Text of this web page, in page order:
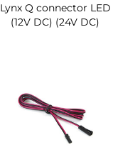
Lynx Q connector LED
(12V DC) (24V DC)